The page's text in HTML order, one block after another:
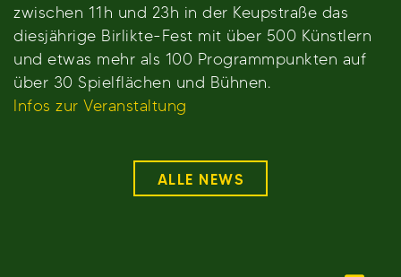
zwischen 11h und 23h in der Keupstraße das
diesjährige Birlikte-Fest mit über 500 Künstlern
und etwas mehr als 100 Programmpunkten auf
über 30 Spielflächen und Bühnen.
Infos zur Veranstaltung
ALLE NEWS